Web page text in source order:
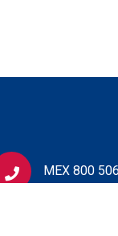
MEX 800